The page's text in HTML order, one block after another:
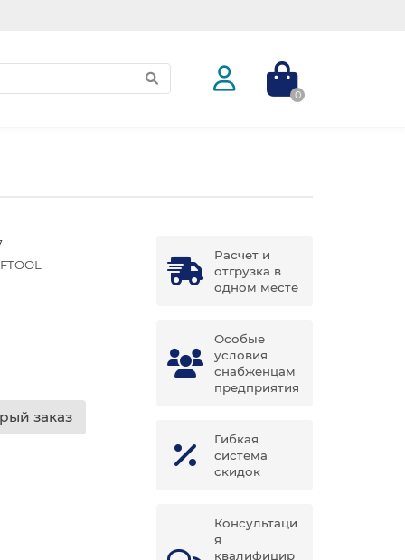
0
заказ
Расчет и
отгрузка в
одном месте
Особые
условия
снабженцам
предприятия
Гибкая
система
скидок
Консультаци
я
квалифицир